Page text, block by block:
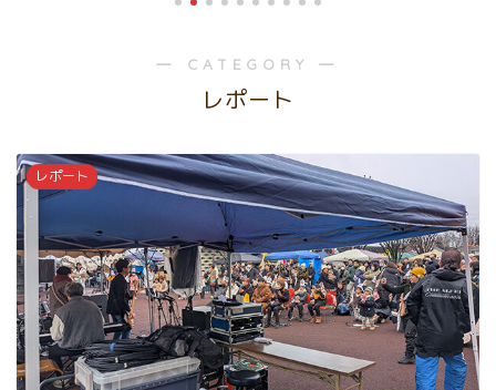
― CATEGORY ―
レポート
レポート